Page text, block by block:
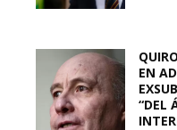
EN
“DEL